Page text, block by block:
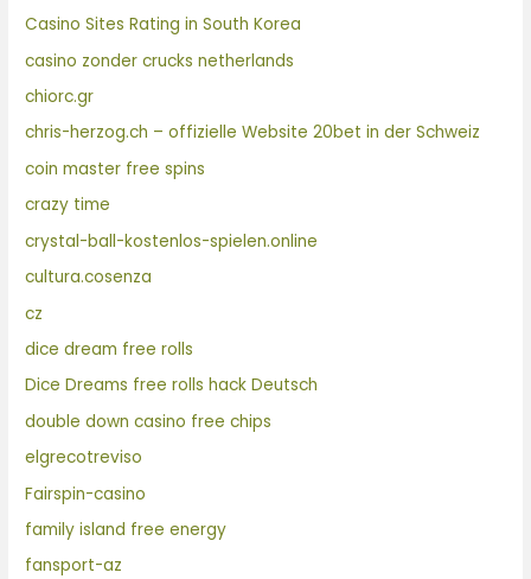
Casino Sites Rating in South Korea
casino zonder crucks netherlands
chiorc.gr
chris-herzog.ch – offizielle Website 20bet in der Schweiz
coin master free spins
crazy time
crystal-ball-kostenlos-spielen.online
cultura.cosenza
cz
dice dream free rolls
Dice Dreams free rolls hack Deutsch
double down casino free chips
elgrecotreviso
Fairspin-casino
family island free energy
fansport-az